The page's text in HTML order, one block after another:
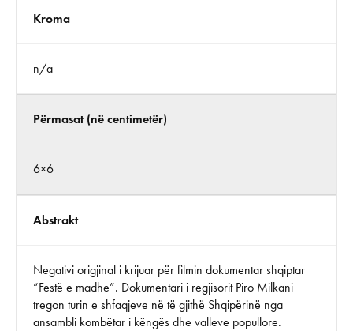
Kroma
n/a
Përmasat (në centimetër)
6×6
Abstrakt
Negativi origjinal i krijuar për filmin dokumentar shqiptar
“Festë e madhe”. Dokumentari i regjisorit Piro Milkani
tregon turin e shfaqjeve në të gjithë Shqipërinë nga
ansambli kombëtar i këngës dhe valleve popullore.